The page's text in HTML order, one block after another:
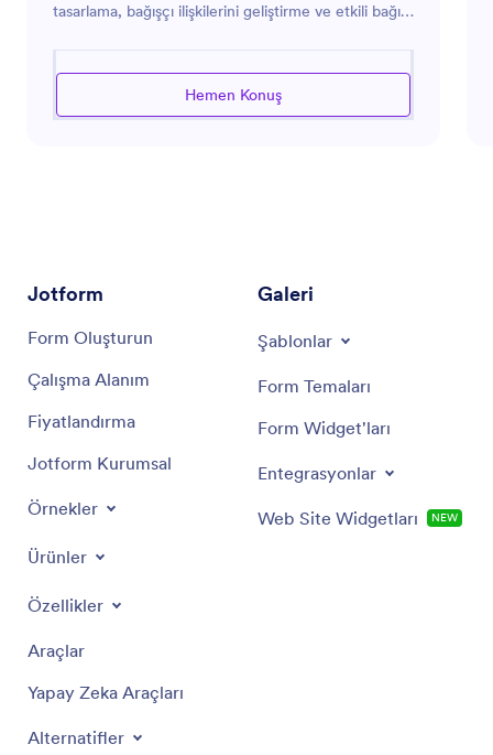
tasarlama, bağışçı ilişkilerini geliştirme ve etkili bağış
çıkarmanız, bağışlarınızı artırmanız ve fark yaratan
bağışçı deneyimleri oluşturmanız için gerekli araçları
Hemen Konuş
Jotform
Form Oluşturun
Çalışma Alanım
Fiyatlandırma
Jotform Kurumsal
Örnekler
Ürünler
Özellikler
Araçlar
Yapay Zeka Araçları
Alternatifler
Galeri
Şablonlar
Form Temaları
Form Widget'ları
Entegrasyonlar
Web Site Widgetları NEW